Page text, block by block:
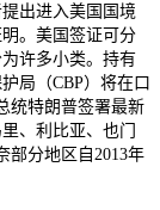
出进入美国国境
。美国签证可分
许多小类。持有
局（CBP）将在口
统特朗普签署最新
、利比亚、也门
部分地区自2013年